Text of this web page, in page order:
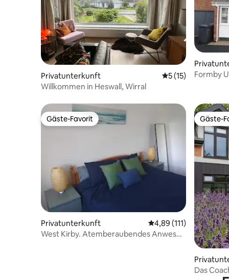
Privatunterkunft Durchschnittliche
5 (15)
Willkommen in Heswall, Wirral
Formby
Gäste-Favorit
Gäste-Favorit
Privatunterkunft Durchschnittliche
4,89 (111)
West Kirby. Atemberaubendes Anwesen
Gäste-
Gäste-
Das